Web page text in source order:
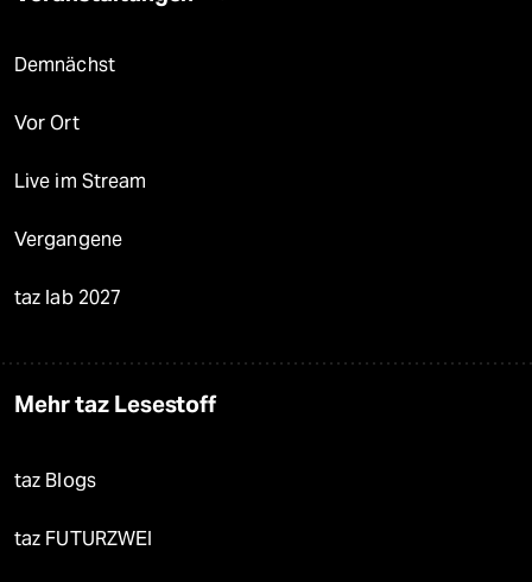
Demnächst
Vor Ort
Live im Stream
Vergangene
taz lab 2027
Mehr taz Lesestoff
taz Blogs
taz FUTURZWEI